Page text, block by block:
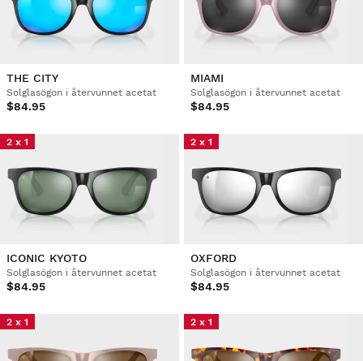
THE CITY
Solglasögon i återvunnet acetat
$84.95
MIAMI
Solglasögon i återvunnet acetat
$84.95
2 x 1
ICONIC KYOTO
Solglasögon i återvunnet acetat
$84.95
2 x 1
OXFORD
Solglasögon i återvunnet acetat
$84.95
2 x 1 2 x 1